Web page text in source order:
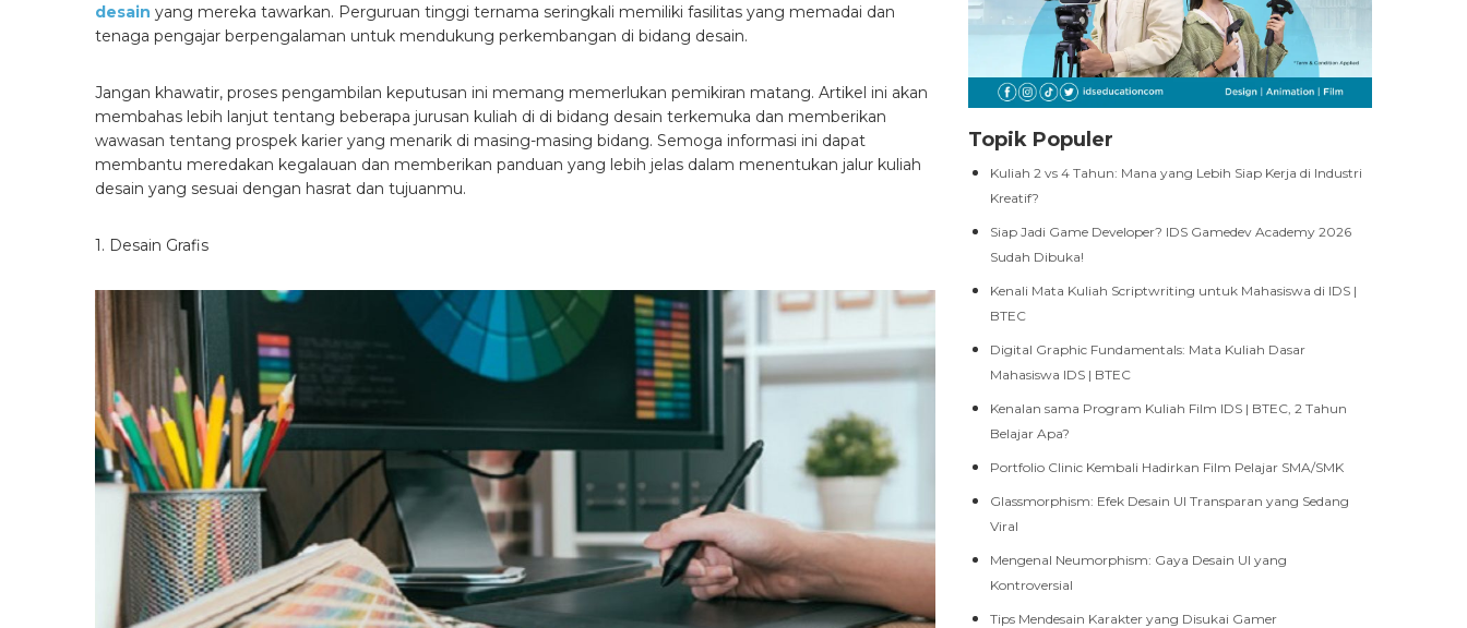
desain yang mereka tawarkan. Perguruan tinggi ternama seringkali memiliki fasilitas yang memadai dan
tenaga pengajar berpengalaman untuk mendukung perkembangan di bidang desain.
Jangan khawatir, proses pengambilan keputusan ini memang memerlukan pemikiran matang. Artikel ini akan
membahas lebih lanjut tentang beberapa jurusan kuliah di di bidang desain terkemuka dan memberikan
wawasan tentang prospek karier yang menarik di masing-masing bidang. Semoga informasi ini dapat
membantu meredakan kegalauan dan memberikan panduan yang lebih jelas dalam menentukan jalur kuliah
desain yang sesuai dengan hasrat dan tujuanmu.
1. Desain Grafis
Topik Populer
Kuliah 2 vs 4 Tahun: Mana yang Lebih Siap Kerja di Industri
Kreatif?
Siap Jadi Game Developer? IDS Gamedev Academy 2026
Sudah Dibuka!
Kenali Mata Kuliah Scriptwriting untuk Mahasiswa di IDS |
BTEC
Digital Graphic Fundamentals: Mata Kuliah Dasar
Mahasiswa IDS | BTEC
Kenalan sama Program Kuliah Film IDS | BTEC, 2 Tahun
Belajar Apa?
Portfolio Clinic Kembali Hadirkan Film Pelajar SMA/SMK
Glassmorphism: Efek Desain UI Transparan yang Sedang
Viral
Mengenal Neumorphism: Gaya Desain UI yang
Kontroversial
Tips Mendesain Karakter yang Disukai Gamer